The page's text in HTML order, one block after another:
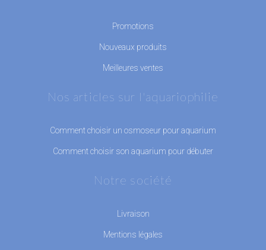
Promotions
Nouveaux produits
Meilleures ventes
Nos articles sur l'aquariophilie
Comment choisir un osmoseur pour aquarium
Comment choisir son aquarium pour débuter
Notre société
Livraison
Mentions légales